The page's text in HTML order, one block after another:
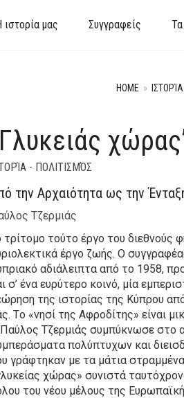
ιστορία μας Συγγραφείς
HOME »
- ΠΟΛΙΤΙΣΜΌΣ
την Αρχαιότητα ως την
Τζερμιάς
τρίτομο τούτο έργο του διεθνούς
έργο ζωής. O
αδιάλειπτα από το 1958,
σ’ ένα ευρύτερο κοινό, μία
της ιστορίας της Kύπρου
Tο «νησί της Aφροδίτης» είναι
Tζερμιάς συμπύκνωσε στο
πολύπτυχων και
γράφτηκαν με τα μάτια
χώρας» συνιστά
του νέου μέλους της